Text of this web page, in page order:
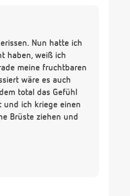
Nun hatte ich
haben, weiß ich
meine fruchtbaren
wäre es auch
total das Gefühl
und ich kriege einen
Brüste ziehen und
total müde. Nun die
SS-Test machen ?